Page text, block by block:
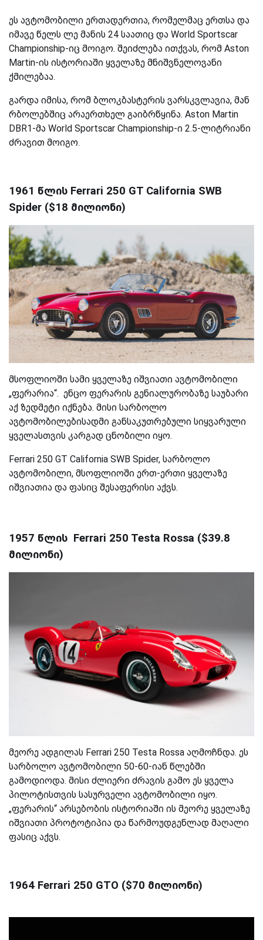
ეს ავტომობილი ერთადერთია, რომელმაც ერთსა და
იმავე წელს ლე მანის 24 საათიც და World Sportscar
Championship-იც მოიგო. შეიძლება ითქვას, რომ Aston
Martin-ის ისტორიაში ყველაზე მნიშვნელოვანი
ქმილებაა.
გარდა იმისა, რომ ბლოკბასტერის ვარსკვლავია, მან
რბოლებშიც არაერთხელ გაიბრწყინა. Aston Martin
DBR1-მა World Sportscar Championship-ი 2.5-ლიტრიანი
ძრავით მოიგო.
1961 წლის Ferrari 250 GT California SWB
Spider ($18 მილიონი)
მსოფლიოში სამი ყველაზე იშვიათი ავტომობილი
„ფერარია“. ენცო ფერარის გენიალურობაზე საუბარი
აქ ზედმეტი იქნება. მისი სარბოლო
ავტომობილებისადმი განსაკუთრებული სიყვარული
ყველასთვის კარგად ცნობილი იყო.
Ferrari 250 GT California SWB Spider, სარბოლო
ავტომობილი, მსოფლიოში ერთ-ერთი ყველაზე
იშვიათია და ფასიც შესაფერისი აქვს.
1957 წლის Ferrari 250 Testa Rossa ($39.8
მილიონი)
მეორე ადგილას Ferrari 250 Testa Rossa აღმოჩნდა. ეს
სარბოლო ავტომობილი 50-60-იან წლებში
გამოდიოდა. მისი ძლიერი ძრავის გამო ეს ყველა
პილოტისთვის სასურველი ავტომობილი იყო.
„ფერარის“ არსებობის ისტორიაში ის მეორე ყველაზე
იშვიათი პროტოტიპია და წარმოუდგენლად მაღალი
ფასიც აქვს.
1964 Ferrari 250 GTO ($70 მილიონი)